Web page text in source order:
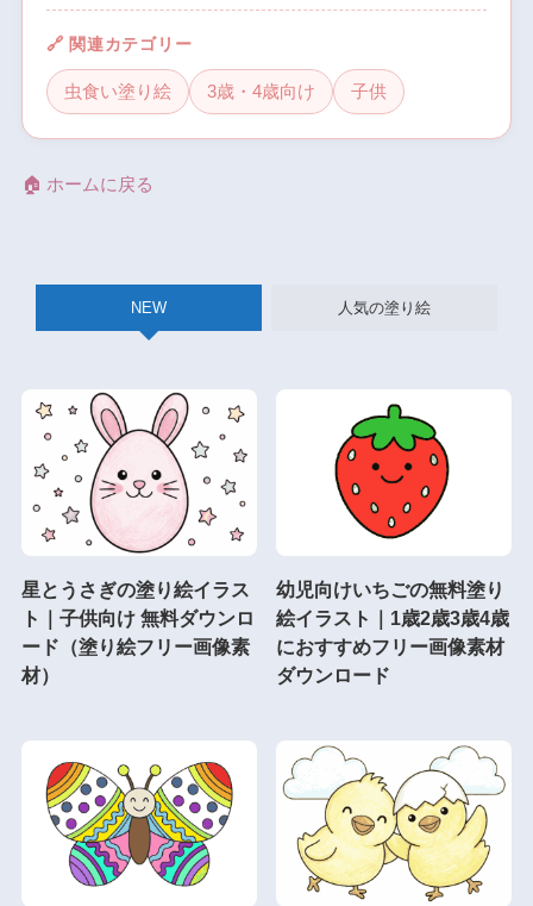
🔗 関連カテゴリー
虫食い塗り絵 3歳・4歳向け 子供
🏠 ホームに戻る
NEW 人気の塗り絵
星とうさぎの塗り絵イラス
ト｜子供向け 無料ダウンロ
ード（塗り絵フリー画像素
材）
幼児向けいちごの無料塗り
絵イラスト｜1歳2歳3歳4歳
におすすめフリー画像素材
ダウンロード